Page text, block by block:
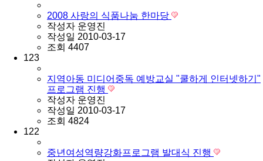
2008 사랑의 식품나눔 한마당
작성자 운영진
작성일 2010-03-17
조회 4407
123
지역아동 미디어중독 예방교실 "쿨하게 인터넷하기"
프로그램 진행
작성자 운영진
작성일 2010-03-17
조회 4824
122
중년여성역량강화프로그램 발대식 진행